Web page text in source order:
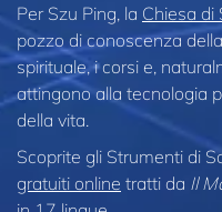
Per Szu Ping, la Chiesa di
pozzo di conoscenza
spirituale, i corsi e,
attingono alla tecnologia
della vita.
Scoprite gli Strumenti di
gratuiti online tratti da Il